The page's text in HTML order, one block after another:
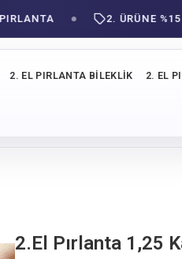
2. ÜRÜNE %15
2. EL PIRLANTA BILEKLIK 2. EL
2.El Pırlanta 1,25